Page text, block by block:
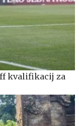
kvalifikacij za